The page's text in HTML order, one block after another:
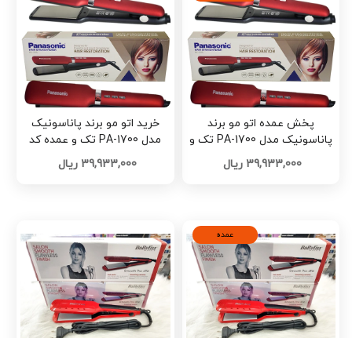
پخش عمده اتو مو برند
پاناسونیک مدل PA-1700 تک و
عمده کد L1625
39,933,000 ریال
خرید اتو مو برند پاناسونیک
مدل PA-1700 تک و عمده کد
L1624
39,933,000 ریال
عمده